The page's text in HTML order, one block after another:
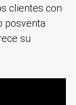
clientes con
posventa
su